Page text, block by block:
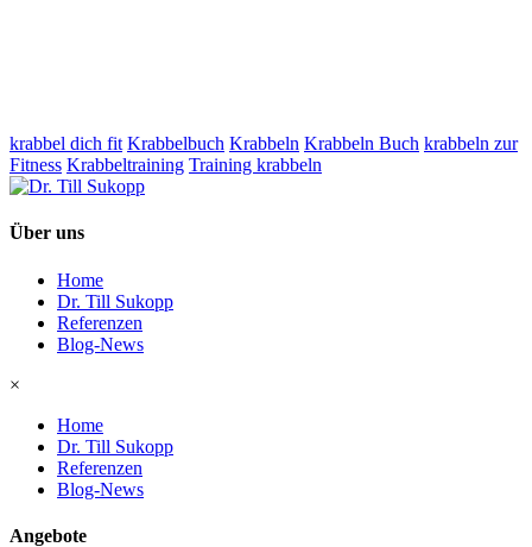
krabbel dich fit Krabbelbuch Krabbeln Krabbeln Buch krabbeln zur
Fitness Krabbeltraining Training krabbeln
Über uns
Home
Dr. Till Sukopp
Referenzen
Blog-News
×
Home
Dr. Till Sukopp
Referenzen
Blog-News
Angebote